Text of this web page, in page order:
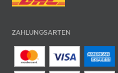
ZAHLUNGSARTEN